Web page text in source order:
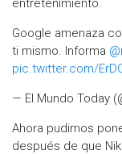
entretenimiento.
Google amenaza
ti mismo. Informa
pic.twitter.com/
— El Mundo Today
Ahora pudimos
después de que